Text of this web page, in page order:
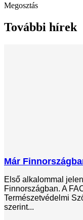
Megosztás
További hírek
Már
Első alkalommal
Finnországban. A
Természetvédelmi
szerint...